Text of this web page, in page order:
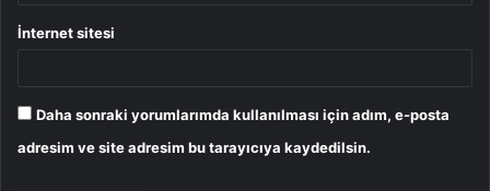
İnternet sitesi
Daha sonraki yorumlarımda kullanılması için adım, e-posta
adresim ve site adresim bu tarayıcıya kaydedilsin.